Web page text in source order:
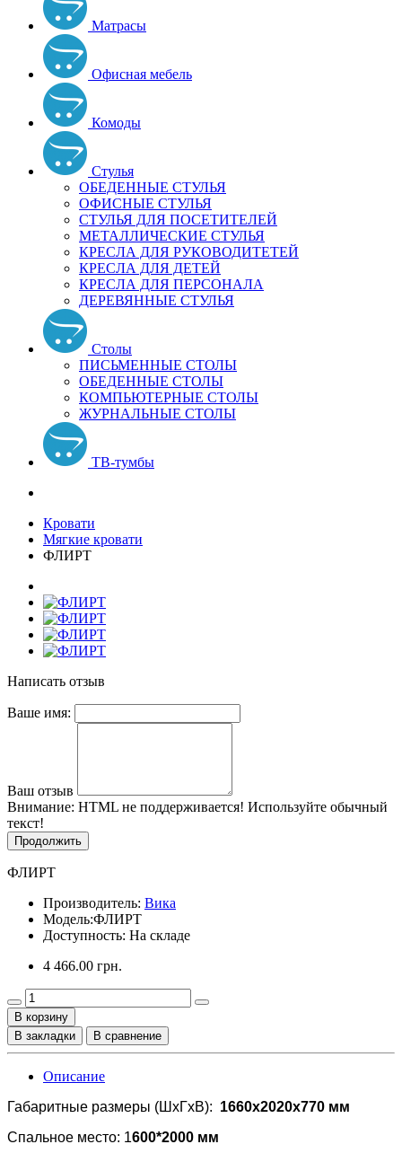
Матрасы
Офисная мебель
Комоды
Стулья
ОБЕДЕННЫЕ СТУЛЬЯ
ОФИСНЫЕ СТУЛЬЯ
СТУЛЬЯ ДЛЯ ПОСЕТИТЕЛЕЙ
МЕТАЛЛИЧЕСКИЕ СТУЛЬЯ
КРЕСЛА ДЛЯ РУКОВОДИТЕТЕЙ
КРЕСЛА ДЛЯ ДЕТЕЙ
КРЕСЛА ДЛЯ ПЕРСОНАЛА
ДЕРЕВЯННЫЕ СТУЛЬЯ
Столы
ПИСЬМЕННЫЕ СТОЛЫ
ОБЕДЕННЫЕ СТОЛЫ
КОМПЬЮТЕРНЫЕ СТОЛЫ
ЖУРНАЛЬНЫЕ СТОЛЫ
ТВ-тумбы
Кровати
Мягкие кровати
ФЛИРТ
Написать отзыв
Ваше имя:
Ваш отзыв
Внимание: HTML не поддерживается! Используйте обычный
текст!
Продолжить
ФЛИРТ
Производитель: Вика
Модель:ФЛИРТ
Доступность: На складе
4 466.00 грн.
В корзину
В закладки
В сравнение
Описание
Габаритные размеры (ШхГхВ): 1660x2020x770 мм
Спальное место: 1600*2000 мм